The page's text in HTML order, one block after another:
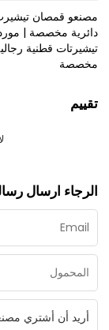
مصنعو قمصان
دائرية مخصصة |
تيشيرتات قطنية
مخصصة
تقييم
الرجاء ارسال